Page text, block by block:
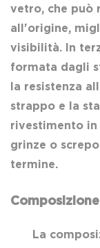
vetro, che può
all'origine,
visibilità. In
formata dagli
la resistenza
strappo e la
rivestimento
grinze o
termine.
La